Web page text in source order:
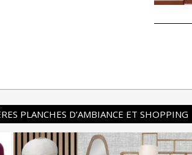
PLANCHES D’AMBIANCE ET SHOPPING